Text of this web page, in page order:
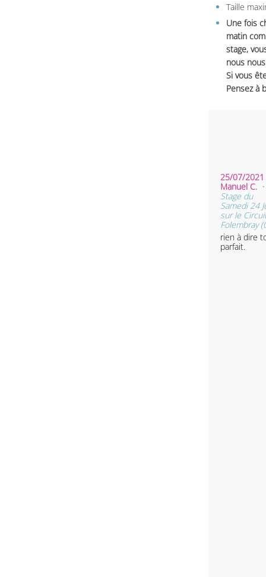
Taille
Une fois
matin
stage,
nous
Si vous
Pensez à
25/07/
Manuel C.
Stage du
Samedi 24
sur le
Folembray
rien à dire
parfait.